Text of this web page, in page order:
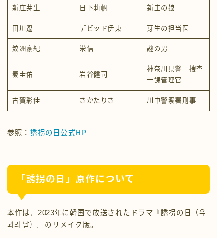
新庄芽生 日下莉帆 新庄の娘
田川遼 デビッド伊東 芽生の担当医
鮫洲豪紀 栄信 謎の男
秦圭佑 岩谷健司
神奈川県警 捜査
一課管理官
古賀彩佳 さかたりさ 川中警察署刑事
参照：誘拐の日公式HP
「誘拐の日」原作について
本作は、2023年に韓国で放送されたドラマ『誘拐の日（유
괴의 날）』のリメイク版。